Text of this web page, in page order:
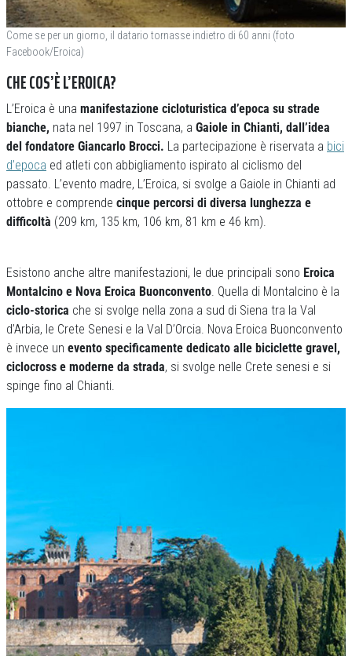
Come se per un giorno, il datario tornasse indietro di 60 anni (foto
Facebook/Eroica)
CHE COS’È L’EROICA?
L’Eroica è una manifestazione cicloturistica d’epoca su strade
bianche, nata nel 1997 in Toscana, a Gaiole in Chianti, dall’idea
del fondatore Giancarlo Brocci. La partecipazione è riservata a bici
d’epoca ed atleti con abbigliamento ispirato al ciclismo del
passato. L’evento madre, L’Eroica, si svolge a Gaiole in Chianti ad
ottobre e comprende cinque percorsi di diversa lunghezza e
difficoltà (209 km, 135 km, 106 km, 81 km e 46 km).
Esistono anche altre manifestazioni, le due principali sono Eroica
Montalcino e Nova Eroica Buonconvento . Quella di Montalcino è la
ciclo-storica che si svolge nella zona a sud di Siena tra la Val
d’Arbia, le Crete Senesi e la Val D’Orcia. Nova Eroica Buonconvento
è invece un evento specificamente dedicato alle biciclette gravel,
ciclocross e moderne da strada, si svolge nelle Crete senesi e si
spinge fino al Chianti.